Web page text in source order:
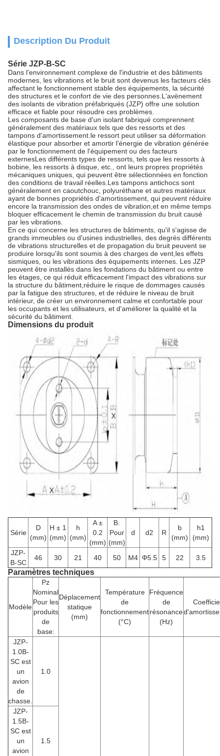
Description Du Produit
Série JZP-B-SC
Dans l'environnement complexe de l'industrie et des bâtiments
modernes, les vibrations et le bruit sont devenus les facteurs clés
affectant le fonctionnement stable des équipements, la sécurité
des structures et le confort de vie des personnes.L'avènement
des isolants de vibration préfabriqués (JZP) offre une solution
efficace et fiable pour résoudre ces problèmes.
Les composants de base d'un isolant fabriqué comprennent
généralement des matériaux tels que des ressorts et des
tampons d'amortissement.le ressort peut utiliser sa déformation
élastique pour absorber et amortir l'énergie de vibration générée
par le fonctionnement de l'équipement ou des facteurs
externesLes différents types de ressorts, tels que les ressorts à
bobine, les ressorts à disque, etc., ont leurs propres propriétés
mécaniques uniques, qui peuvent être sélectionnées en fonction
des conditions de travail réelles.Les tampons antichocs sont
généralement en caoutchouc, polyuréthane et autres matériaux
ayant de bonnes propriétés d'amortissement, qui peuvent réduire
encore la transmission des ondes de vibration,et en même temps
bloquer efficacement le chemin de transmission du bruit causé
par les vibrations.
En ce qui concerne les structures de bâtiments, qu'il s'agisse de
grands immeubles ou d'usines industrielles, des degrés différents
de vibrations structurelles et de propagation du bruit peuvent se
produire lorsqu'ils sont soumis à des charges de vent,les effets
sismiques, ou les vibrations des équipements internes. Les JZP
peuvent être installés dans les fondations du bâtiment ou entre
les étages, ce qui réduit efficacement l'impact des vibrations sur
la structure du bâtiment,réduire le risque de dommages causés
par la fatigue des structures, et de réduire le niveau de bruit
intérieur, de créer un environnement calme et confortable pour
les occupants et les utilisateurs, et d'améliorer la qualité et la
sécurité du bâtiment.
Dimensions du produit
Série
D
(mm)
H ± 1
(mm)
h
(mm)
A ±
0.2
(mm)
B.
Pour
(mm)
d d2 R
b
(mm)
h1
(mm)
JZP-
B-SC
46 30 21 40 50 M4 Φ5.5 5 22 3.5
Paramètres techniques
Modèle
Pz
Nominal
Pour les
produits
de
base:
Déplacement
statique
(mm)
Température
de
fonctionnement
(°C)
Fréquence
de
résonance
(Hz)
JZP-
1.0B-
SC est
un
avion
de
chasse.
1.0
JZP-
1.5B-
SC est
un
avion
1.5